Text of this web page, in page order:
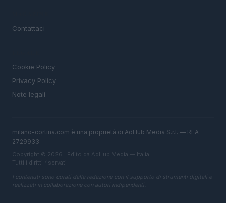
Contattaci
Cookie Policy
Privacy Policy
Note legali
milano-cortina.com è una proprietà di AdHub Media S.r.l. — REA
2729933
Copyright © 2026 · Edito da AdHub Media — Italia
Tutti i diritti riservati
I contenuti sono curati dalla redazione con il supporto di strumenti digitali e
realizzati in collaborazione con autori indipendenti.